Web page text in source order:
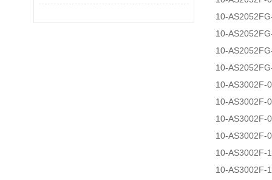
10-
10-
10-
10-
10-AS3002F-
10-AS3002F-
10-AS3002F-
10-AS3002F-
10-AS3002F-
10-AS3002F-